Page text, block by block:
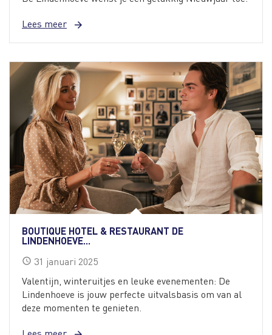
Lees meer
arrow_forward
BOUTIQUE HOTEL & RESTAURANT DE
LINDENHOEVE...
schedule 31 januari 2025
Valentijn, winteruitjes en leuke evenementen: De
Lindenhoeve is jouw perfecte uitvalsbasis om van al
deze momenten te genieten.